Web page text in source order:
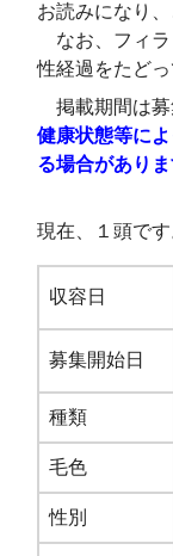
お読みになり
なお、フィラ
性経過をたど
掲載期間は
健康状態等に
る場合があり
現在、１頭で
収容日
募集開始日
種類
毛色
性別